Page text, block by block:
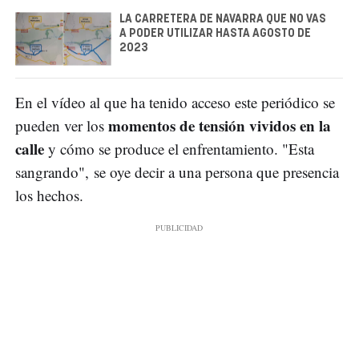
LA CARRETERA DE NAVARRA QUE NO VAS
A PODER UTILIZAR HASTA AGOSTO DE
2023
En el vídeo al que ha tenido acceso este periódico se
pueden ver los momentos de tensión vividos en la
calle y cómo se produce el enfrentamiento. "Esta
sangrando", se oye decir a una persona que presencia
los hechos.